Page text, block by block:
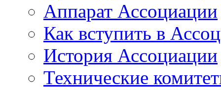
Аппарат Ассоциации
Как вступить в
История Ассоциации
Технические